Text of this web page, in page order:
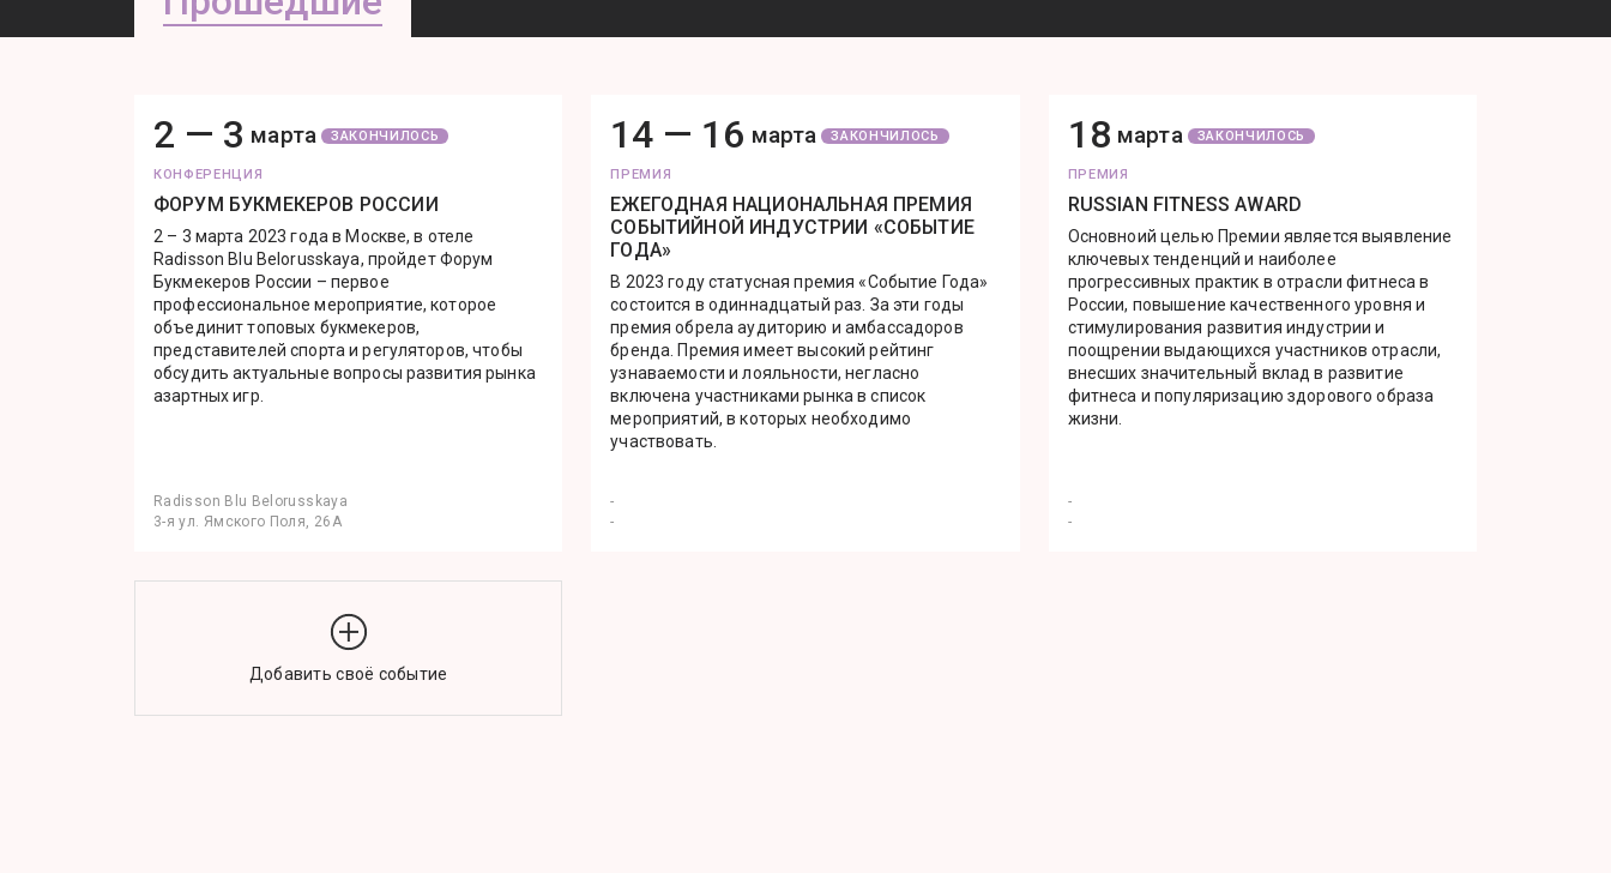
2 — 3 марта ЗАКОНЧИЛОСЬ
КОНФЕРЕНЦИЯ
ФОРУМ БУКМЕКЕРОВ РОССИИ
2 – 3 марта 2023 года в Москве, в отеле
Radisson Blu Belorusskaya, пройдет Форум
Букмекеров России – первое
профессиональное мероприятие, которое
объединит топовых букмекеров,
представителей спорта и регуляторов, чтобы
обсудить актуальные вопросы развития рынка
азартных игр.
Radisson Blu Belorusskaya
3-я ул. Ямского Поля, 26А
14 — 16 марта ЗАКОНЧИЛОСЬ
ПРЕМИЯ
EЖЕГОДНАЯ НАЦИОНАЛЬНАЯ ПРЕМИЯ
СОБЫТИЙНОЙ ИНДУСТРИИ «СОБЫТИЕ
ГОДА»
В 2023 году статусная премия «Событие Года»
состоится в одиннадцатый раз. За эти годы
премия обрела аудиторию и амбассадоров
бренда. Премия имеет высокий рейтинг
узнаваемости и лояльности, негласно
включена участниками рынка в список
мероприятий, в которых необходимо
участвовать.
-
-
18 марта ЗАКОНЧИЛОСЬ
ПРЕМИЯ
RUSSIAN FITNESS AWARD
Основноий целью Премии является выявление
ключевых тенденций и наиболее
прогрессивных практик в отрасли фитнеса в
России, повышение качественного уровня и
стимулирования развития индустрии и
поощрении выдающихся участников отрасли,
внесших значительный̆ вклад в развитие
фитнеса и популяризацию здорового образа
жизни.
-
-
Добавить своё событие